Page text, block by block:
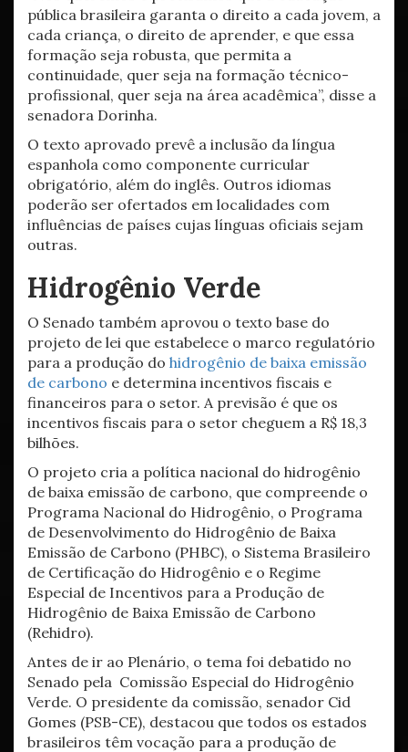
pública brasileira garanta o direito a cada jovem, a
cada criança, o direito de aprender, e que essa
formação seja robusta, que permita a
continuidade, quer seja na formação técnico-
profissional, quer seja na área acadêmica”, disse a
senadora Dorinha.
O texto aprovado prevê a inclusão da língua
espanhola como componente curricular
obrigatório, além do inglês. Outros idiomas
poderão ser ofertados em localidades com
influências de países cujas línguas oficiais sejam
outras.
Hidrogênio Verde
O Senado também aprovou o texto base do
projeto de lei que estabelece o marco regulatório
para a produção do hidrogênio de baixa emissão
de carbono e determina incentivos fiscais e
financeiros para o setor. A previsão é que os
incentivos fiscais para o setor cheguem a R$ 18,3
bilhões.
O projeto cria a política nacional do hidrogênio
de baixa emissão de carbono, que compreende o
Programa Nacional do Hidrogênio, o Programa
de Desenvolvimento do Hidrogênio de Baixa
Emissão de Carbono (PHBC), o Sistema Brasileiro
de Certificação do Hidrogênio e o Regime
Especial de Incentivos para a Produção de
Hidrogênio de Baixa Emissão de Carbono
(Rehidro).
Antes de ir ao Plenário, o tema foi debatido no
Senado pela Comissão Especial do Hidrogênio
Verde. O presidente da comissão, senador Cid
Gomes (PSB-CE), destacou que todos os estados
brasileiros têm vocação para a produção de